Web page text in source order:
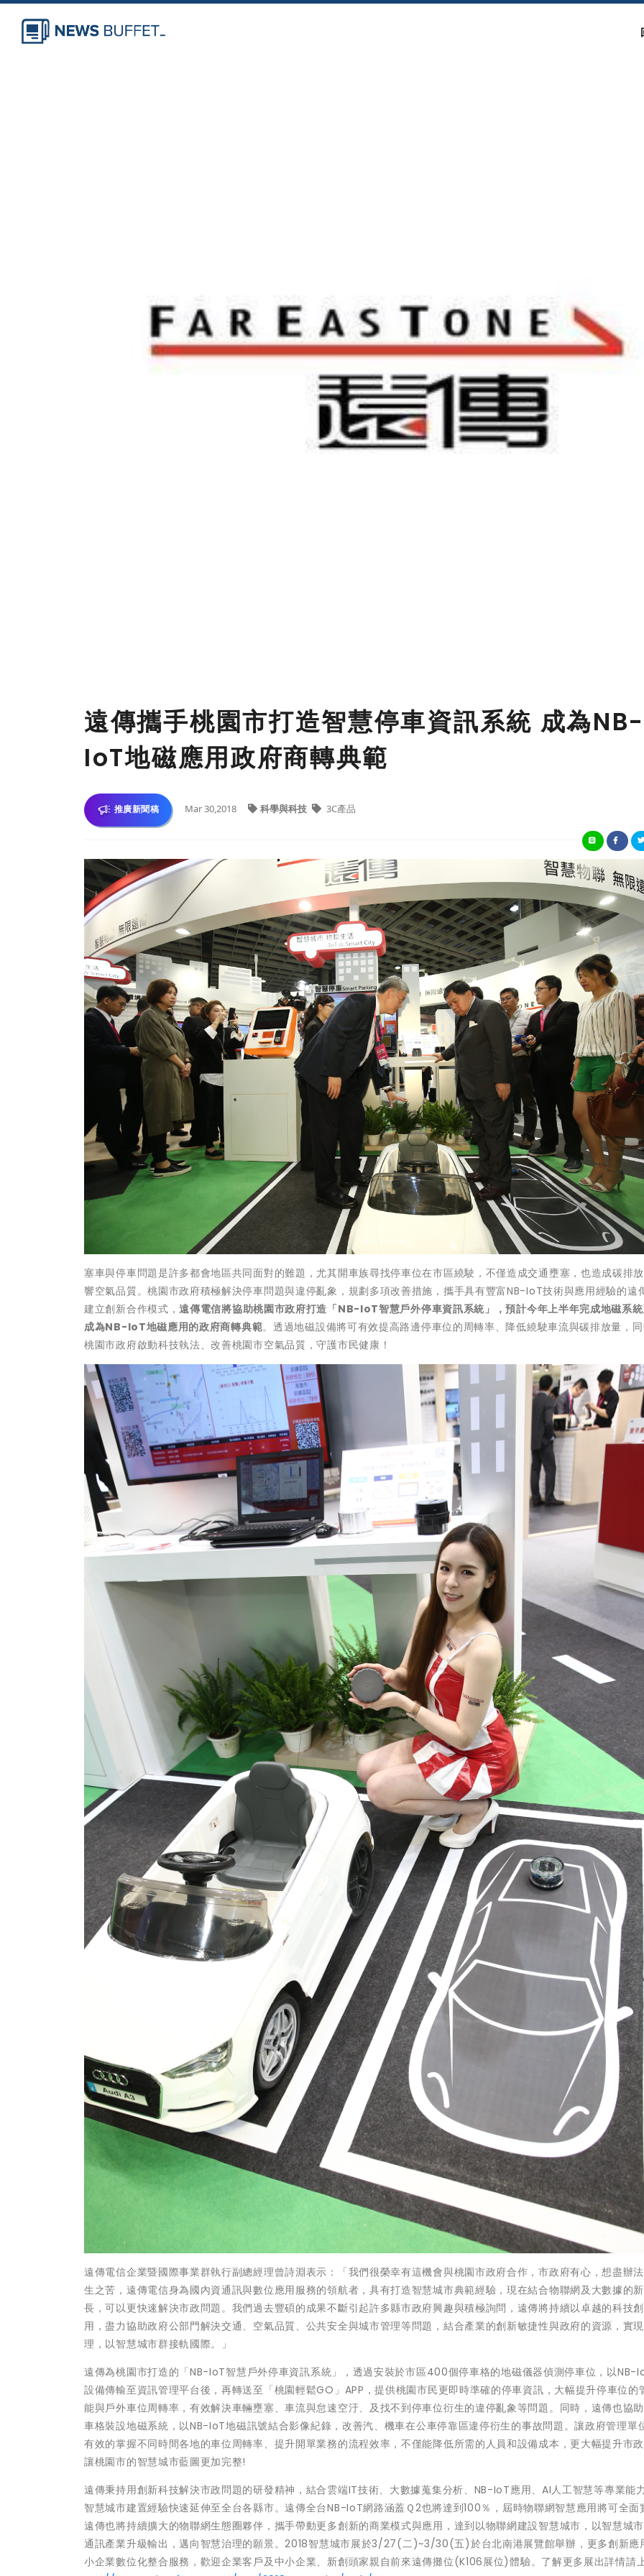
遠傳攜手桃園市打造智慧停車資訊系統 成為
IoT地磁應用政府商轉典範
推廣新聞稿 Mar 30,2018 科學與科技 3C產品
塞車與停車問題是許多都會地區共同面對的難題，尤其開車族尋找停車位在市區繞駛，不僅造成交通壅塞，也造成碳排
響空氣品質。桃園市政府積極解決停車問題與違停亂象，規劃多項改善措施，攜手具有豐富NB-IoT技術與應用經驗的遠
建立創新合作模式，遠傳電信將協助桃園市政府打造「NB-IoT智慧戶外停車資訊系統」，預計今年上半年完成地磁系
成為NB-IoT地磁應用的政府商轉典範。透過地磁設備將可有效提高路邊停車位的周轉率、降低繞駛車流與碳排放量，
桃園市政府啟動科技執法、改善桃園市空氣品質，守護市民健康！
遠傳電信企業暨國際事業群執行副總經理曾詩淵表示：「我們很榮幸有這機會與桃園市政府合作，市政府有心，想盡辦
生之苦，遠傳電信身為國內資通訊與數位應用服務的領航者，具有打造智慧城市典範經驗，現在結合物聯網及大數據的
長，可以更快速解決市政問題。我們過去豐碩的成果不斷引起許多縣市政府興趣與積極詢問，遠傳將持續以卓越的科技
用，盡力協助政府公部門解決交通、空氣品質、公共安全與城市管理等問題，結合產業的創新敏捷性與政府的資源，實
理，以智慧城市群接軌國際。」
遠傳為桃園市打造的「NB-IoT智慧戶外停車資訊系統」，透過安裝於市區400個停車格的地磁儀器偵測停車位，以NB-
設備傳輸至資訊管理平台後，再轉送至「桃園輕鬆GO」APP，提供桃園市民更即時準確的停車資訊，大幅提升停車位的
能與戶外車位周轉率，有效解決車輛壅塞、車流與怠速空汙、及找不到停車位衍生的違停亂象等問題。同時，遠傳也協
車格裝設地磁系統，以NB-IoT地磁訊號結合影像紀錄，改善汽、機車在公車停靠區違停衍生的事故問題。讓政府管理單
有效的掌握不同時間各地的車位周轉率、提升開單業務的流程效率，不僅能降低所需的人員和設備成本，更大幅提升市
讓桃園市的智慧城市藍圖更加完整!
遠傳秉持用創新科技解決市政問題的研發精神，結合雲端IT技術、大數據蒐集分析、NB-IoT應用、AI人工智慧等專業能
智慧城市建置經驗快速延伸至全台各縣市。遠傳全台NB-IoT網路涵蓋Ｑ2也將達到100％，屆時物聯網智慧應用將可全面
遠傳也將持續擴大的物聯網生態圈夥伴，攜手帶動更多創新的商業模式與應用，達到以物聯網建設智慧城市，以智慧城
通訊產業升級輸出，邁向智慧治理的願景。2018智慧城市展於3/27(二)~3/30(五)於台北南港展覽館舉辦，更多創新應
小企業數位化整合服務，歡迎企業客戶及中小企業、新創頭家親自前來遠傳攤位(K106展位)體驗。了解更多展出詳情請